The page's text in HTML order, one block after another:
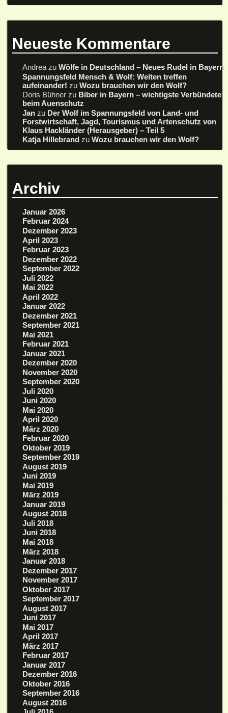
Neueste Kommentare
AndreazuWölfe in Deutschland – Neues Rudel in Bayern
Spannungsfeld Mensch & Wolf: Welten treffen
aufeinander! zuWozu brauchen wir den Wolf?
Doris Bühner zu Biber in Bayern – wichtigste Verbündete
beim Auenschutz
Jan zu Der Wolf im Spannungsfeld von Land- und
Forstwirtschaft, Jagd, Tourismus und Artenschutz von
Klaus Hackländer (Herausgeber) – Teil 5
Katja Hillebrand zuWozu brauchen wir den Wolf?
Archiv
Januar 2026
Februar 2024
Dezember 2023
April 2023
Februar 2023
Dezember 2022
September 2022
Juli 2022
Mai 2022
April 2022
Januar 2022
Dezember 2021
September 2021
Mai 2021
Februar 2021
Januar 2021
Dezember 2020
November 2020
September 2020
Juli 2020
Juni 2020
Mai 2020
April 2020
März 2020
Februar 2020
Oktober 2019
September 2019
August 2019
Juni 2019
Mai 2019
März 2019
Januar 2019
August 2018
Juli 2018
Juni 2018
Mai 2018
März 2018
Januar 2018
Dezember 2017
November 2017
Oktober 2017
September 2017
August 2017
Juni 2017
Mai 2017
April 2017
März 2017
Februar 2017
Januar 2017
Dezember 2016
Oktober 2016
September 2016
August 2016